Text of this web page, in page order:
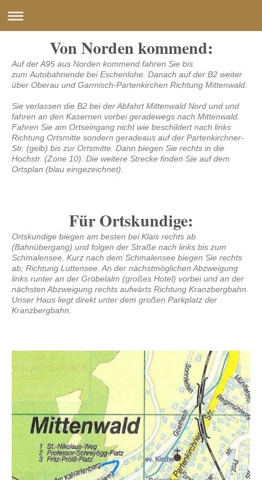
Von Norden kommend:
Auf der A95 aus Norden kommend fahren Sie bis
zum Autobahnende bei Eschenlohe. Danach auf der B2 weiter
über Oberau und Garmisch-Partenkirchen Richtung Mittenwald.
Sie verlassen die B2 bei der Abfahrt Mittenwald Nord und und
fahren an den Kasernen vorbei geradewegs nach Mittenwald.
Fahren Sie am Ortseingang nicht wie beschildert nach links
Richtung Ortsmitte sondern geradeaus auf der Partenkirchner-
Str. (gelb) bis zur Ortsmitte. Dann biegen Sie rechts in die
Hochstr. (Zone 10). Die weitere Strecke finden Sie auf dem
Ortsplan (blau eingezeichnet).
Für Ortskundige:
Ortskundige biegen am besten bei Klais rechts ab
(Bahnübergang) und folgen der Straße nach links bis zum
Schmalensee. Kurz nach dem Schmalensee biegen Sie rechts
ab; Richtung Luttensee. An der nächstmöglichen Abzweigung
links runter an der Gröbelalm (großes Hotel) vorbei und an der
nächsten Abzweigung rechts aufwärts Richtung Kranzbergbahn.
Unser Haus liegt direkt unter dem großen Parkplatz der
Kranzbergbahn.